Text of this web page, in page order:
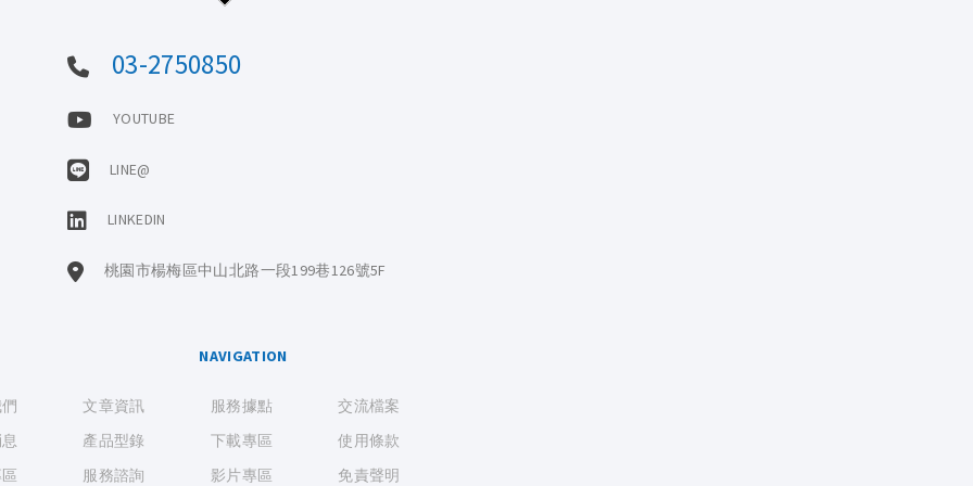
03-2750850
YOUTUBE
LINE@
LINKEDIN
桃園市楊梅區中山北路一段199巷126號5F
NAVIGATION
文章資訊
產品型錄
服務諮詢
服務據點
下載專區
影片專區
交流檔案
使用條款
免責聲明